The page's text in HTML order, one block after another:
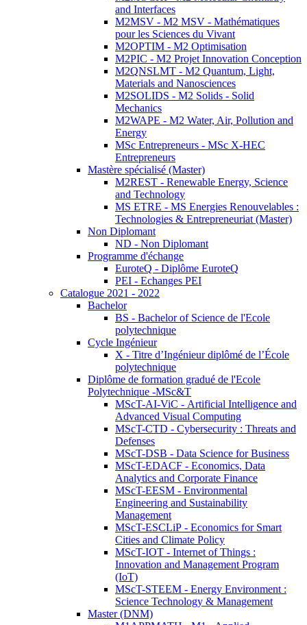
and Interfaces
M2MSV - M2 MSV - Mathématiques
pour les Sciences du Vivant
M2OPTIM - M2 Optimisation
M2PIC - M2 Projet Innovation Conception
M2QNSLMT - M2 Quantum, Light,
Materials and Nanosciences
M2SOLIDS - M2 Solids - Solid
Mechanics
M2WAPE - M2 Water, Air, Pollution and
Energy
MSc Entrepreneurs - MSc X-HEC
Entrepreneurs
Mastère spécialisé (Master)
M2REST - Renewable Energy, Science
and Technology
MS ETRE - MS Energies Renouvelables :
Technologies & Entrepreneuriat (Master)
Non Diplomant
ND - Non Diplomant
Programme d'échange
EuroteQ - Diplôme EuroteQ
PEI - Echanges PEI
Catalogue 2021 - 2022
Bachelor
BS - Bachelor of Science de l'Ecole
polytechnique
Cycle Ingénieur
X - Titre d’Ingénieur diplômé de l’École
polytechnique
Diplôme de formation gradué de l'Ecole
Polytechnique -MSc&T
MScT-AI-ViC - Artificial Intelligence and
Advanced Visual Computing
MScT-CTD - Cybersecurity : Threats and
Defenses
MScT-DSB - Data Science for Business
MScT-EDACF - Economics, Data
Analytics and Corporate Finance
MScT-EESM - Environmental
Engineering and Sustainability
Management
MScT-ESCLiP - Economics for Smart
Cities and Climate Policy
MScT-IOT - Internet of Things :
Innovation and Management Program
(IoT)
MScT-STEEM - Energy Environment :
Science Technology & Management
Master (DNM)